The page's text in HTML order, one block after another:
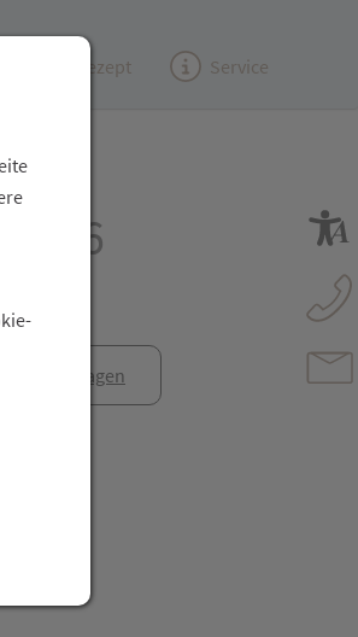
(e)Rezept Service
Nr.6
Rezept anfragen